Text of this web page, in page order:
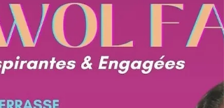
membre du...